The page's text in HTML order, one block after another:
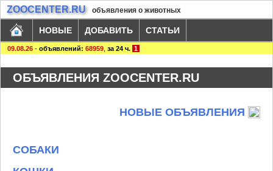
ZOOCENTER.RU объявления о животных
НОВЫЕ ДОБАВИТЬ СТАТЬИ
09.08.26 - объявлений: 68959 за 24 ч. 1
ОБЪЯВЛЕНИЯ ZOOCENTER.RU
НОВЫЕ ОБЪЯВЛЕНИЯ
СОБАКИ